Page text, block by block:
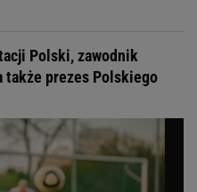
Polski, zawodnik
także prezes Polskiego